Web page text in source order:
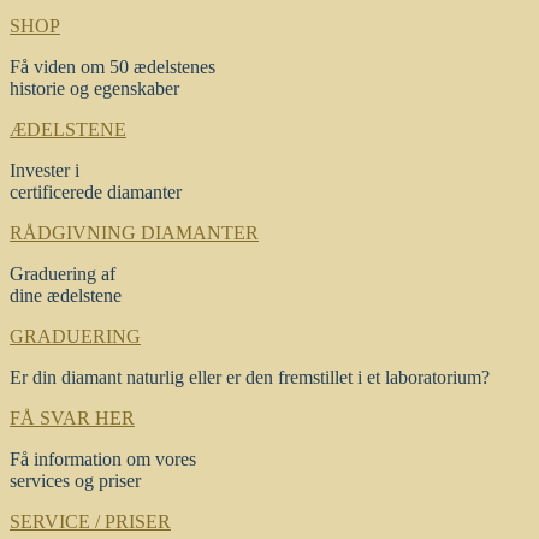
SHOP
Få viden om 50 ædelstenes
historie og egenskaber
ÆDELSTENE
Invester i
certificerede diamanter
RÅDGIVNING DIAMANTER
Graduering af
dine ædelstene
GRADUERING
Er din diamant naturlig eller er den fremstillet i et laboratorium?
FÅ SVAR HER
Få information om vores
services og priser
SERVICE / PRISER